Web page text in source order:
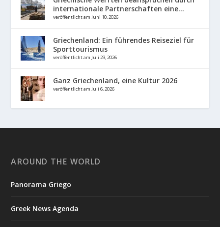
internationale Partnerschaften eine...
veröffentlicht am Juni 10, 2026
Griechenland: Ein führendes Reiseziel für
Sporttourismus
veröffentlicht am Juli 23, 2026
Ganz Griechenland, eine Kultur 2026
veröffentlicht am Juli 6, 2026
AROUND THE WORLD
Panorama Griego
Greek News Agenda